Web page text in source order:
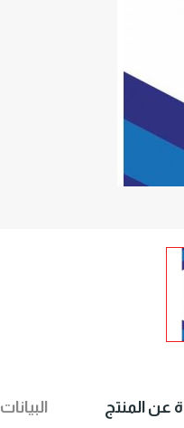
عن المنتج البيانات